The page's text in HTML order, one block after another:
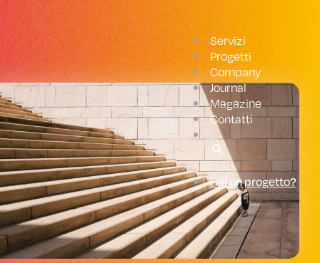
Servizi
Progetti
Company
Journal
Magazine
Contatti
Hai un progetto?
Marketing Media